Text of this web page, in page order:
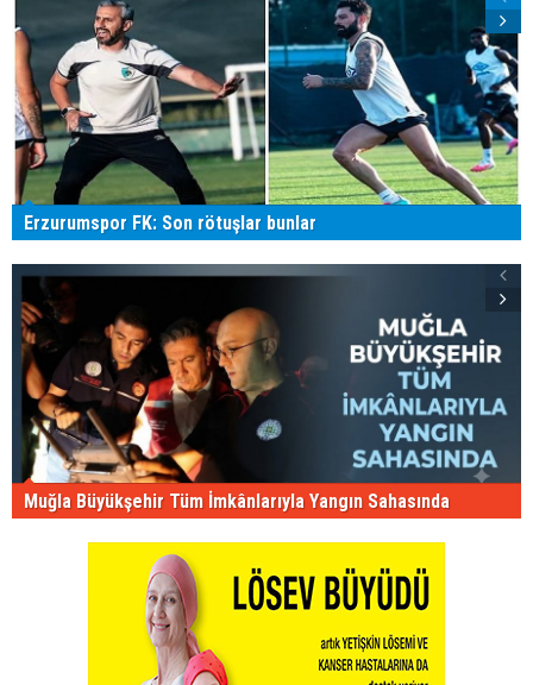
Erzurumspor FK: Son rötuşlar bunlar
Muğla Büyükşehir Tüm İmkânlarıyla Yangın Sahasında